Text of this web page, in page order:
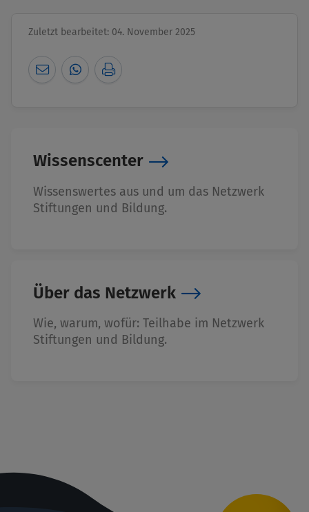
Zuletzt bearbeitet: 04. November 2025
Wissenscenter
Wissenswertes aus und um das Netzwerk
Stiftungen und Bildung.
Über das Netzwerk
Wie, warum, wofür: Teilhabe im Netzwerk
Stiftungen und Bildung.